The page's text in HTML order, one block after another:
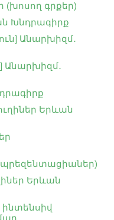
(խոսող գրքեր)
Խնդրագիրք
Անարխիզմ․
Անարխիզմ․
Երևան
Երևան